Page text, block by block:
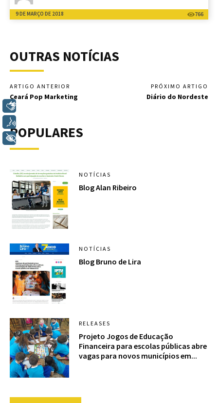
9 DE MARÇO DE 2018 766
OUTRAS NOTÍCIAS
ARTIGO ANTERIOR
Ceará Pop Marketing
PRÓXIMO ARTIGO
Diário do Nordeste
POPULARES
NOTÍCIAS
Blog Alan Ribeiro
NOTÍCIAS
Blog Bruno de Lira
RELEASES
Projeto Jogos de Educação
Financeira para escolas públicas abre
vagas para novos municípios em...
+ Acessibilidade